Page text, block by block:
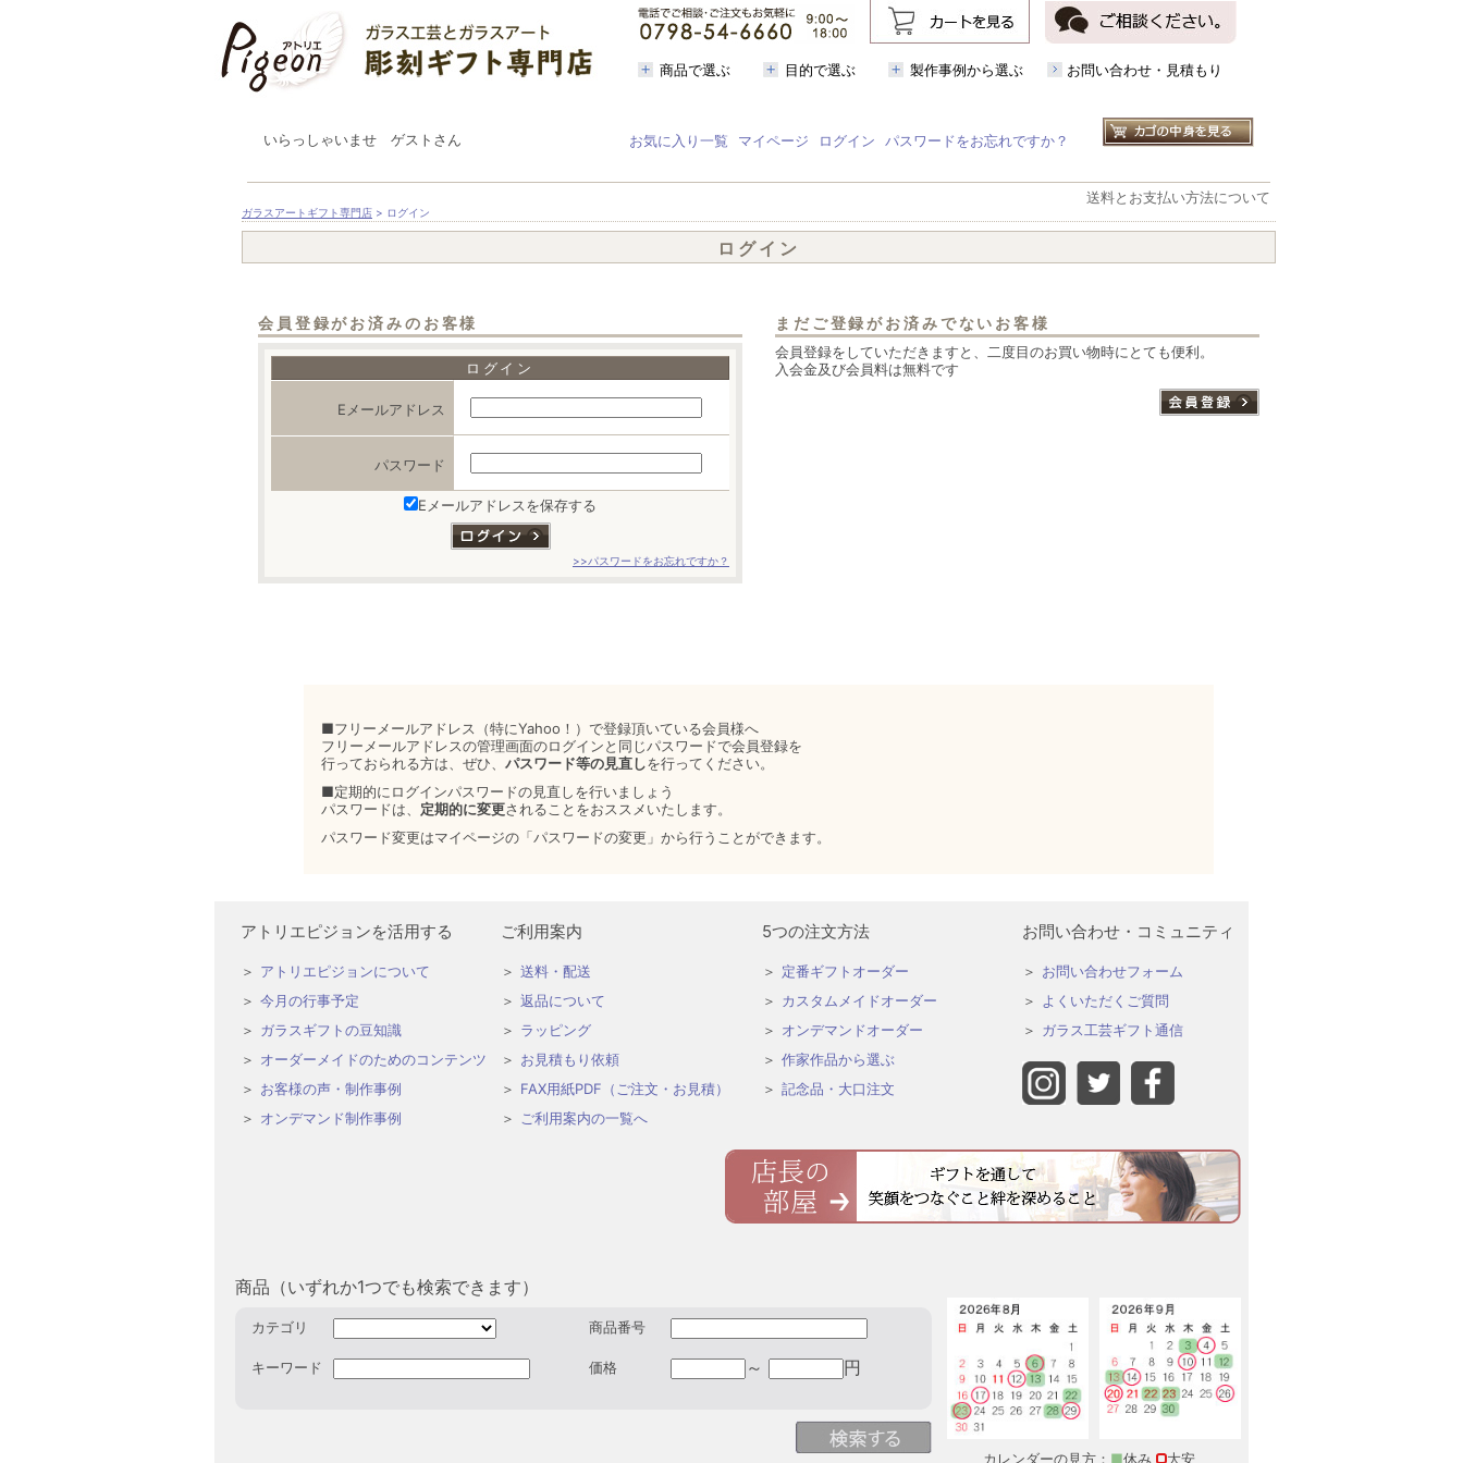
商品で選ぶ 目的で選ぶ 製作事例から選ぶ お問い合わせ・見積もり
いらっしゃいませ ゲストさん お気に入り一覧 マイページ ログイン パスワードをお忘れですか？
送料とお支払い方法について
ガラスアートギフト専門店 > ログイン
ログイン
会員登録がお済みのお客様
ログイン
Eメールアドレス
パスワード
Eメールアドレスを保存する
>>パスワードをお忘れですか？
まだご登録がお済みでないお客様
会員登録をしていただきますと、二度目のお買い物時にとても便利。
入会金及び会員料は無料です
■フリーメールアドレス（特にYahoo！）で登録頂いている会員様へ
フリーメールアドレスの管理画面のログインと同じパスワードで会員登録を
行っておられる方は、ぜひ、 パスワード等の見直しを行ってください。
■定期的にログインパスワードの見直しを行いましょう
パスワードは、 定期的に変更されることをおススメいたします。
パスワード変更はマイページの「パスワードの変更」から行うことができます。
アトリエピジョンを活用する
アトリエピジョンについて
今月の行事予定
ガラスギフトの豆知識
オーダーメイドのためのコンテンツ
お客様の声・制作事例
オンデマンド制作事例
ご利用案内
送料・配送
返品について
ラッピング
お見積もり依頼
FAX用紙PDF（ご注文・お見積）
ご利用案内の一覧へ
5つの注文方法
定番ギフトオーダー
カスタムメイドオーダー
オンデマンドオーダー
作家作品から選ぶ
記念品・大口注文
お問い合わせ・コミュニティ
お問い合わせフォーム
よくいただくご質問
ガラス工芸ギフト通信
商品（いずれか1つでも検索できます）
カテゴリ 商品番号
キーワード 価格 ～ 円
カレンダーの見方： ■休み 大安